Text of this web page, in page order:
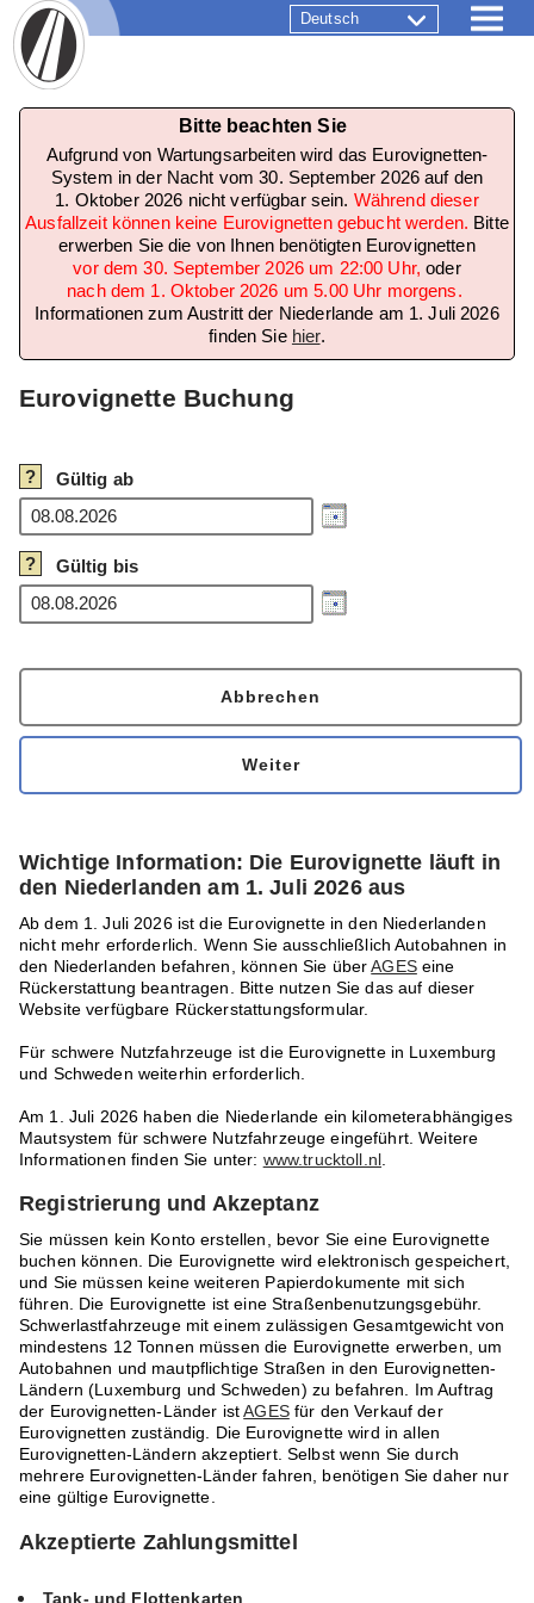
Deutsch
Bitte beachten Sie
Aufgrund von Wartungsarbeiten wird das Eurovignetten-
System in der Nacht vom 30. September 2026 auf den
1. Oktober 2026 nicht verfügbar sein. Während dieser
Ausfallzeit können keine Eurovignetten gebucht werden. Bitte
erwerben Sie die von Ihnen benötigten Eurovignetten
vor dem 30. September 2026 um 22:00 Uhr,oder
nach dem 1. Oktober 2026 um 5.00 Uhr morgens.
Informationen zum Austritt der Niederlande am 1. Juli 2026
finden Sie hier.
Eurovignette Buchung
? Gültig ab
? Gültig bis
Wichtige Information: Die Eurovignette läuft in
den Niederlanden am 1. Juli 2026 aus
Ab dem 1. Juli 2026 ist die Eurovignette in den Niederlanden
nicht mehr erforderlich. Wenn Sie ausschließlich Autobahnen in
den Niederlanden befahren, können Sie überAGESeine
Rückerstattung beantragen. Bitte nutzen Sie das auf dieser
Website verfügbare Rückerstattungsformular.
Für schwere Nutzfahrzeuge ist die Eurovignette in Luxemburg
und Schweden weiterhin erforderlich.
Am 1. Juli 2026 haben die Niederlande ein kilometerabhängiges
Mautsystem für schwere Nutzfahrzeuge eingeführt. Weitere
Informationen finden Sie unter: www.trucktoll.nl.
Registrierung und Akzeptanz
Sie müssen kein Konto erstellen, bevor Sie eine Eurovignette
buchen können. Die Eurovignette wird elektronisch gespeichert,
und Sie müssen keine weiteren Papierdokumente mit sich
führen. Die Eurovignette ist eine Straßenbenutzungsgebühr.
Schwerlastfahrzeuge mit einem zulässigen Gesamtgewicht von
mindestens 12 Tonnen müssen die Eurovignette erwerben, um
Autobahnen und mautpflichtige Straßen in den Eurovignetten-
Ländern (Luxemburg und Schweden) zu befahren. Im Auftrag
der Eurovignetten-Länder istAGESfür den Verkauf der
Eurovignetten zuständig. Die Eurovignette wird in allen
Eurovignetten-Ländern akzeptiert. Selbst wenn Sie durch
mehrere Eurovignetten-Länder fahren, benötigen Sie daher nur
eine gültige Eurovignette.
Akzeptierte Zahlungsmittel
Tank- und Flottenkarten